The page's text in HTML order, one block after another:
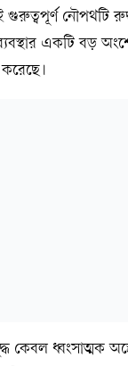
নৌপথটি
একটি বড়
করেছে।
কেবল ধ্বংসাত্মক